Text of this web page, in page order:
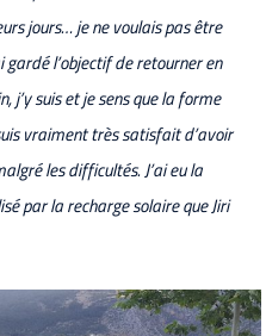
jours… je ne voulais pas être
l’objectif de retourner en
j’y suis et je sens que la forme
vraiment très satisfait d’avoir
les difficultés. J’ai eu la
par la recharge solaire que Jiri